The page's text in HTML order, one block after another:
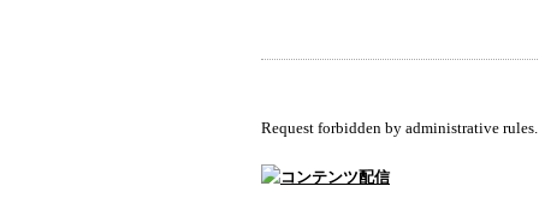
Request forbidden by administrative rules.